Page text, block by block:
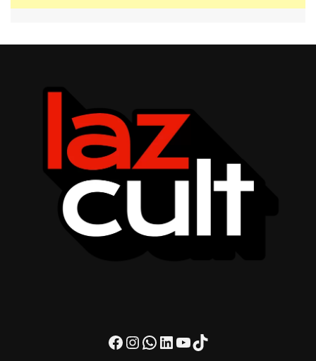
Facebook
Instagram
WhatsApp
LinkedIn
Youtube
TikTok